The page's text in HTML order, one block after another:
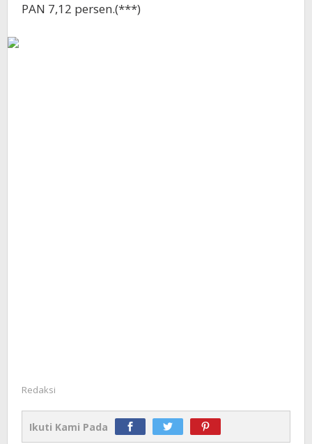
PAN 7,12 persen.(***)
Redaksi
Ikuti Kami Pada